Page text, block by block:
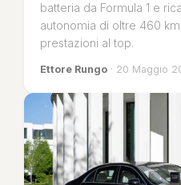
batteria da Formula 1 e
autonomia di oltre 460
prestazioni al top.
Ettore Rungo · 20 Maggio